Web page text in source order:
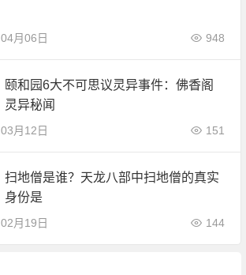
04月06日 948
颐和园6大不可思议灵异事件：佛香阁
灵异秘闻
03月12日 151
扫地僧是谁？天龙八部中扫地僧的真实
身份是
02月19日 144